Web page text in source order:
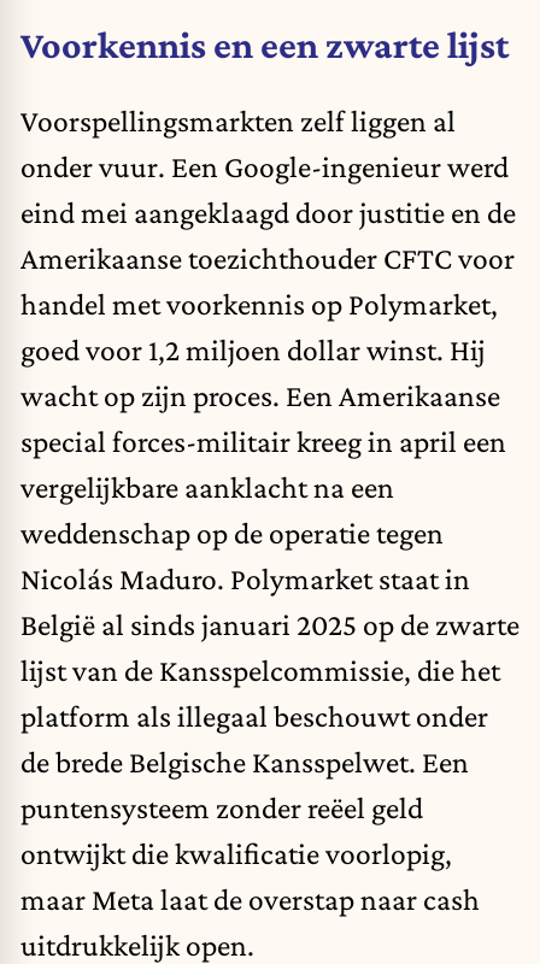
Voorkennis en een zwarte lijst
Voorspellingsmarkten zelf liggen al
onder vuur. Een Google-ingenieur werd
eind mei aangeklaagd door justitie en de
Amerikaanse toezichthouder CFTC voor
handel met voorkennis op Polymarket,
goed voor 1,2 miljoen dollar winst. Hij
wacht op zijn proces. Een Amerikaanse
special forces-militair kreeg in april een
vergelijkbare aanklacht na een
weddenschap op de operatie tegen
Nicolás Maduro. Polymarket staat in
België al sinds januari 2025 op de zwarte
lijst van de Kansspelcommissie, die het
platform als illegaal beschouwt onder
de brede Belgische Kansspelwet. Een
puntensysteem zonder reëel geld
ontwijkt die kwalificatie voorlopig,
maar Meta laat de overstap naar cash
uitdrukkelijk open.